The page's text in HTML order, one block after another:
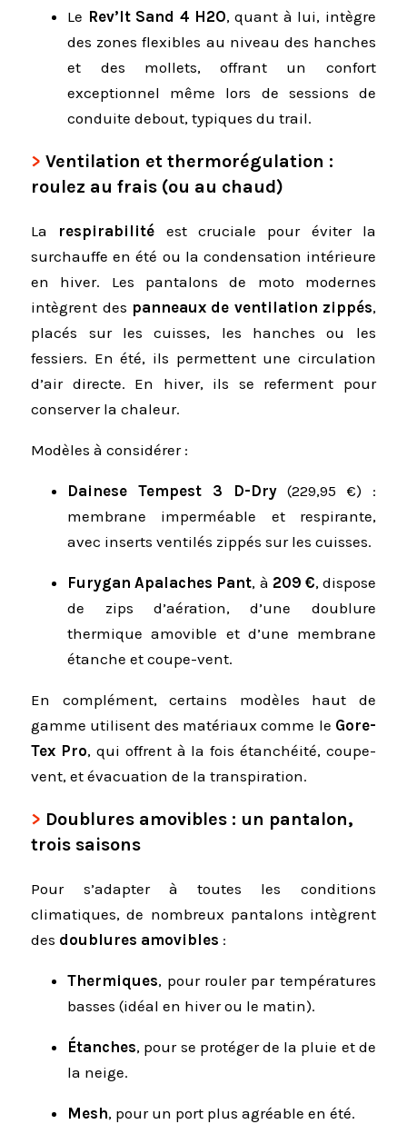
Le Rev’It Sand 4 H2O, quant à lui, intègre
des zones flexibles au niveau des hanches
et des mollets, offrant un confort
exceptionnel même lors de sessions de
conduite debout, typiques du trail.
Ventilation et thermorégulation :
roulez au frais (ou au chaud)
La respirabilité est cruciale pour éviter la
surchauffe en été ou la condensation intérieure
en hiver. Les pantalons de moto modernes
intègrent des panneaux de ventilation zippés,
placés sur les cuisses, les hanches ou les
fessiers. En été, ils permettent une circulation
d’air directe. En hiver, ils se referment pour
conserver la chaleur.
Modèles à considérer :
Dainese Tempest 3 D-Dry(229,95 €) :
membrane imperméable et respirante,
avec inserts ventilés zippés sur les cuisses.
Furygan Apalaches Pant, à 209 €, dispose
de zips d’aération, d’une doublure
thermique amovible et d’une membrane
étanche et coupe-vent.
En complément, certains modèles haut de
gamme utilisent des matériaux comme le Gore-
Tex Pro, qui offrent à la fois étanchéité, coupe-
vent, et évacuation de la transpiration.
Doublures amovibles : un pantalon,
trois saisons
Pour s’adapter à toutes les conditions
climatiques, de nombreux pantalons intègrent
des doublures amovibles :
Thermiques, pour rouler par températures
basses (idéal en hiver ou le matin).
Étanches, pour se protéger de la pluie et de
la neige.
Mesh, pour un port plus agréable en été.